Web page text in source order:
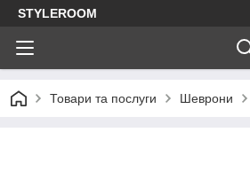
STYLEROOM
Товари та послуги Шеврони